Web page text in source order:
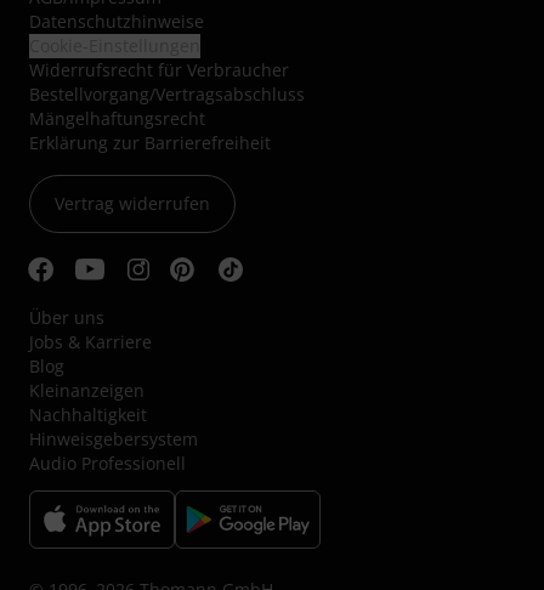
Datenschutzhinweise
Widerrufsrecht für Verbraucher
Bestellvorgang/Vertragsabschluss
Mängelhaftungsrecht
Erklärung zur Barrierefreiheit
Vertrag widerrufen
Über uns
Jobs & Karriere
Blog
Kleinanzeigen
Nachhaltigkeit
Hinweisgebersystem
Audio Professionell